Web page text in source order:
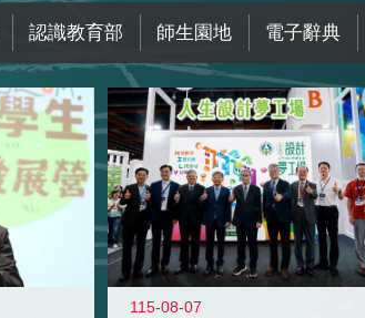
認識教育部 師生園地 電子辭典
115-08-07